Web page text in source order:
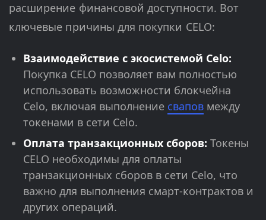
расширение финансовой доступности. Вот
ключевые причины для покупки CELO:
Взаимодействие с экосистемой Celo:
Покупка CELO позволяет вам полностью
использовать возможности блокчейна
Celo, включая выполнение свапов между
токенами в сети Celo.
Оплата транзакционных сборов: Токены
CELO необходимы для оплаты
транзакционных сборов в сети Celo, что
важно для выполнения смарт-контрактов и
других операций.